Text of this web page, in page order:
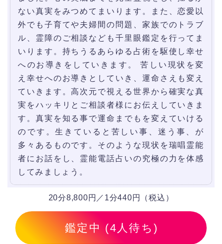
ない真実をみつめてまいります。また、恋愛以
外でも子育てや夫婦間の問題、家族でのトラブ
ル、霊障のご相談なども千里眼鑑定を行ってま
いります。持ちうるあらゆる占術を駆使し幸せ
へのお導きをしていきます。 苦しい現状を変
え幸せへのお導きとしていき、運命さえも変え
ていきます。高次元で視える世界から確実な真
実をハッキリとご相談者様にお伝えしていきま
す。真実を知る事で運命までもを変えていける
のです。生きていると苦しい事、迷う事、が
多々あるものです。そのような現状を瑞唱霊能
者にお話をし、霊能電話占いの究極の力を体感
してみましょう。
20分8,800円／1分440円（税込）
鑑定中 (4人待ち)